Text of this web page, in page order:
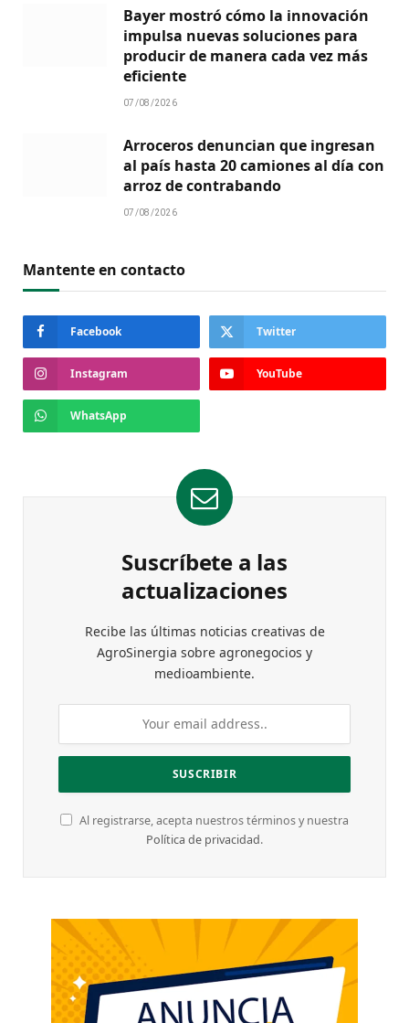
Bayer mostró cómo la innovación
impulsa nuevas soluciones para
producir de manera cada vez más
eficiente
07/08/2026
Arroceros denuncian que ingresan
al país hasta 20 camiones al día con
arroz de contrabando
07/08/2026
Mantente en contacto
Facebook Twitter
Instagram YouTube
WhatsApp
Suscríbete a las
actualizaciones
Recibe las últimas noticias creativas de
AgroSinergia sobre agronegocios y
medioambiente.
Al registrarse, acepta nuestros términos y nuestra
Política de privacidad.